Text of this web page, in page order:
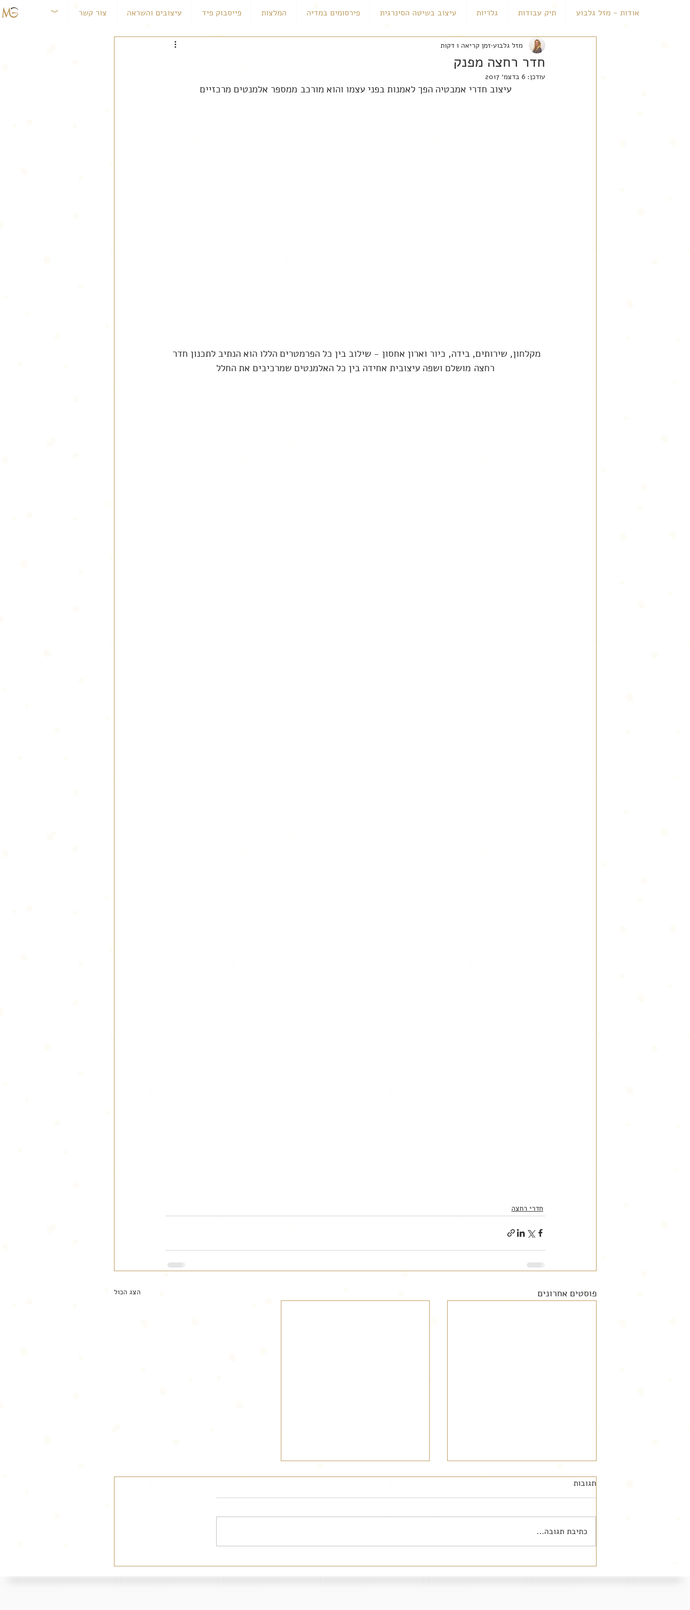
אודות - מזל גלבוע תיק עבודות גלריות עיצוב בשיטה הסינרגית פירסומים במדיה המלצות פייסבוק פיד עיצובים והשראה צור קשר ︾
חדר רחצה מפנק
מזל גלבוע זמן קריאה 1 דקות
עודכן: 6 בדצמ׳ 2017
עיצוב חדרי אמבטיה הפך לאמנות בפני עצמו והוא מורכב ממספר אלמנטים מרכזיים
מקלחון, שירותים, בידה, כיור וארון אחסון - שילוב בין כל הפרמטרים הללו הוא הנתיב לתכנון חדר
רחצה מושלם ושפה עיצובית אחידה בין כל האלמנטים שמרכיבים את החלל
חדרי רחצה
פוסטים אחרונים הצג הכול
חדר רחצה במראה רומנטי
תגובות
כתיבת תגובה...